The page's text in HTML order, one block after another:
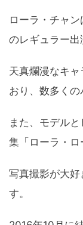
ローラ・チャ
のレギュラー出
天真爛漫なキ
おり、数多くの
また、モデル
集「ローラ・ロ
写真撮影が大
す。